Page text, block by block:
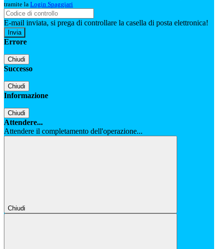
tramite la Login Spaggiari
E-mail inviata, si prega di controllare la casella di posta elettronica!
Errore
Chiudi
Successo
Chiudi
Informazione
Chiudi
Attendere...
Attendere il completamento dell'operazione...
Chiudi